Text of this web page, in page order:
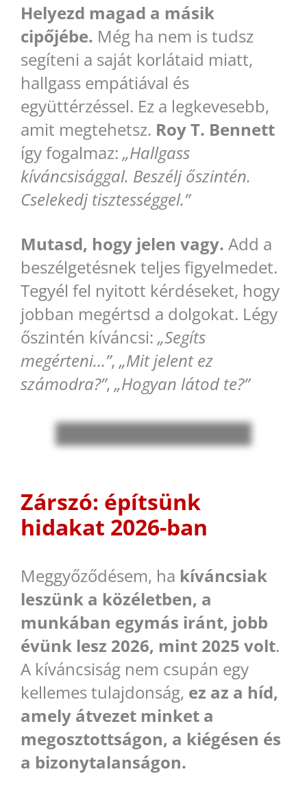
Helyezd magad a másik
cipőjébe. Még ha nem is tudsz
segíteni a saját korlátaid miatt,
hallgass empátiával és
együttérzéssel. Ez a legkevesebb,
amit megtehetsz. Roy T. Bennett
így fogalmaz: „Hallgass
kíváncsisággal. Beszélj őszintén.
Cselekedj tisztességgel.”
Mutasd, hogy jelen vagy. Add a
beszélgetésnek teljes figyelmedet.
Tegyél fel nyitott kérdéseket, hogy
jobban megértsd a dolgokat. Légy
őszintén kíváncsi: „Segíts
megérteni…”, „Mit jelent ez
számodra?”, „Hogyan látod te?”
Zárszó: építsünk
hidakat 2026-ban
Meggyőződésem, ha kíváncsiak
leszünk a közéletben, a
munkában egymás iránt, jobb
évünk lesz 2026, mint 2025 volt.
A kíváncsiság nem csupán egy
kellemes tulajdonság, ez az a híd,
amely átvezet minket a
megosztottságon, a kiégésen és
a bizonytalanságon.